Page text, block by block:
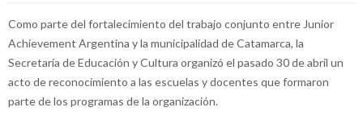
Como parte del fortalecimiento del trabajo conjunto entre Junior
Achievement Argentina y la municipalidad de Catamarca, la
Secretaría de Educación y Cultura organizó el pasado 30 de abril un
acto de reconocimiento a las escuelas y docentes que formaron
parte de los programas de la organización.